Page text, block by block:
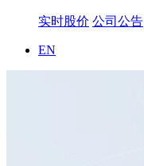
实时股价 公司公告
EN